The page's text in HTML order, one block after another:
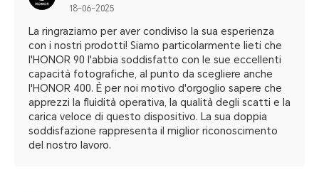
18-06-2025
La ringraziamo per aver condiviso la sua esperienza
con i nostri prodotti! Siamo particolarmente lieti che
l'HONOR 90 l'abbia soddisfatto con le sue eccellenti
capacità fotografiche, al punto da scegliere anche
l'HONOR 400. È per noi motivo d'orgoglio sapere che
apprezzi la fluidità operativa, la qualità degli scatti e la
carica veloce di questo dispositivo. La sua doppia
soddisfazione rappresenta il miglior riconoscimento
del nostro lavoro.